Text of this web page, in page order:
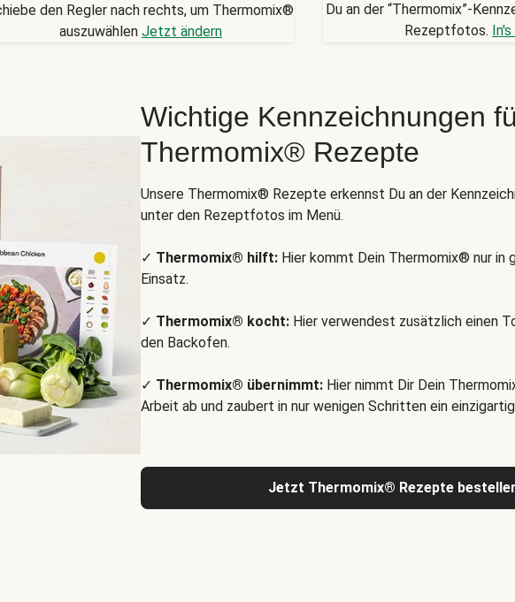
den Regler nach rechts, um Thermomix®
auszuwählen Jetzt ändern
Du an der “Thermomix”-
Rezeptfotos.
Wichtige Kennzeichnungen
Thermomix® Rezepte
Unsere Thermomix® Rezepte erkennst Du an der
unter den Rezeptfotos im Menü.
✓ Thermomix® hilft: Hier kommt Dein Thermomix® nur in
Einsatz.
✓ Thermomix® kocht: Hier verwendest zusätzlich einen
den Backofen.
✓ Thermomix® übernimmt: Hier nimmt Dir Dein
Arbeit ab und zaubert in nur wenigen Schritten ein
Jetzt Thermomix® Rezepte